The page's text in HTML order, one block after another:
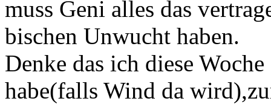
muss Geni alles das
bischen Unwucht haben.
Denke das ich diese
habe(falls Wind da